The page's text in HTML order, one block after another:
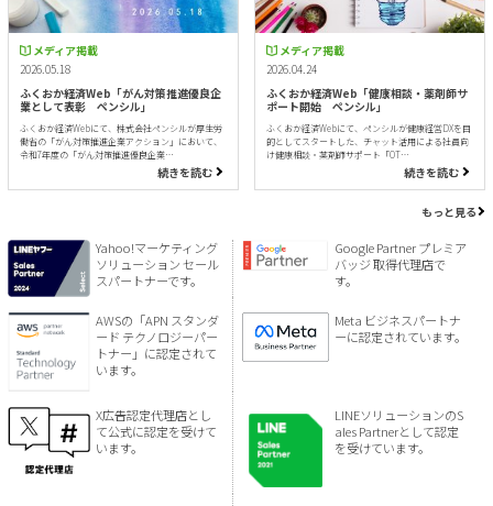
メディア掲載
2026.05.18
ふくおか経済Web「がん対策推進優良企
業として表彰 ペンシル」
ふくおか経済Webにて、株式会社ペンシルが厚生労
働省の「がん対策推進企業アクション」において、
令和7年度の「がん対策推進優良企業…
続きを読む
メディア掲載
2026.04.24
ふくおか経済Web「健康相談・薬剤師サ
ポート開始 ペンシル」
ふくおか経済Webにて、ペンシルが健康経営DXを目
的としてスタートした、チャット活用による社員向
け健康相談・薬剤師サポート「OT…
続きを読む
もっと見る
Yahoo!マーケティング
ソリューション セール
スパートナーです。
Google Partner プレミア
バッジ 取得代理店で
す。
AWSの「APN スタンダ
ード テクノロジーパー
トナー」に認定されて
います。
Meta ビジネスパートナ
ーに認定されています。
X広告認定代理店とし
て公式に認定を受けて
います。
LINEソリューションのS
ales Partnerとして認定
を受けています。